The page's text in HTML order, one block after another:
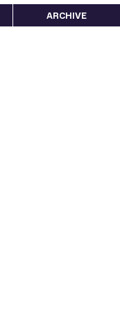
ARCHIVE